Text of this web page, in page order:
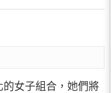
女子組合，她們將